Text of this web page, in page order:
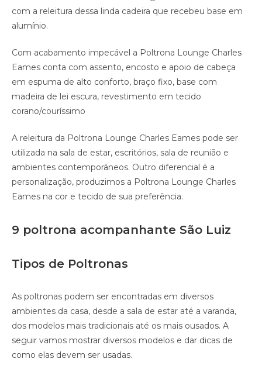
com a releitura dessa linda cadeira que recebeu base em
alumínio.
Com acabamento impecável a Poltrona Lounge Charles
Eames conta com assento, encosto e apoio de cabeça
em espuma de alto conforto, braço fixo, base com
madeira de lei escura, revestimento em tecido
corano/couríssimo
A releitura da Poltrona Lounge Charles Eames pode ser
utilizada na sala de estar, escritórios, sala de reunião e
ambientes contemporâneos. Outro diferencial é a
personalização, produzimos a Poltrona Lounge Charles
Eames na cor e tecido de sua preferência.
9 poltrona acompanhante São Luiz
Tipos de Poltronas
As poltronas podem ser encontradas em diversos
ambientes da casa, desde a sala de estar até a varanda,
dos modelos mais tradicionais até os mais ousados. A
seguir vamos mostrar diversos modelos e dar dicas de
como elas devem ser usadas.